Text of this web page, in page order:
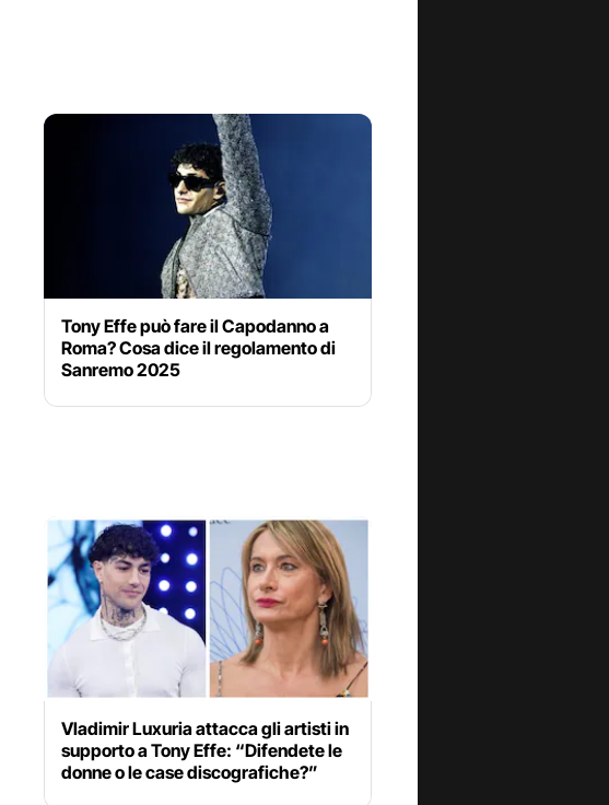
Tony Effe può fare il Capodanno a
Roma? Cosa dice il regolamento di
Sanremo 2025
Vladimir Luxuria attacca gli artisti in
supporto a Tony Effe: “Difendete le
donne o le case discografiche?”